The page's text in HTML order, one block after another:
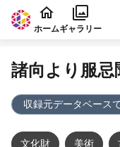
本文に飛ぶ
ホームギャラリー
諸向より服忌
収録元データベース
文化財 美術